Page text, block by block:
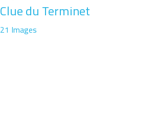
Clue du Terminet
21 Images